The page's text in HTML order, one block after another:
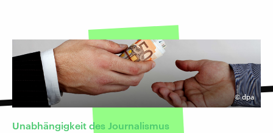
©dpa
Unabhängigkeit des Journalismus